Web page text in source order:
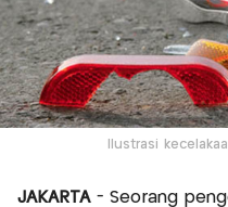
Ilustrasi
JAKARTA- Seorang